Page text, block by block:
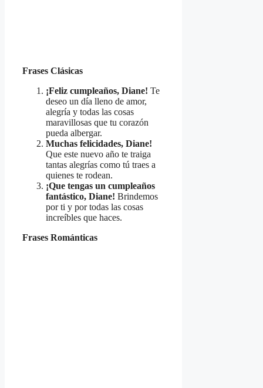
Frases Clásicas
¡Feliz cumpleaños, Diane! Te
deseo un día lleno de amor,
alegría y todas las cosas
maravillosas que tu corazón
pueda albergar.
Muchas felicidades, Diane!
Que este nuevo año te traiga
tantas alegrías como tú traes a
quienes te rodean.
¡Que tengas un cumpleaños
fantástico, Diane! Brindemos
por ti y por todas las cosas
increíbles que haces.
Frases Románticas